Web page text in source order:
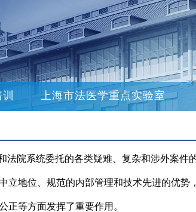
上海市法医学重点实验室
院系统委托的各类疑难、复杂和涉外案件
地位、规范的内部管理和技术先进的优势
正等方面发挥了重要作用。